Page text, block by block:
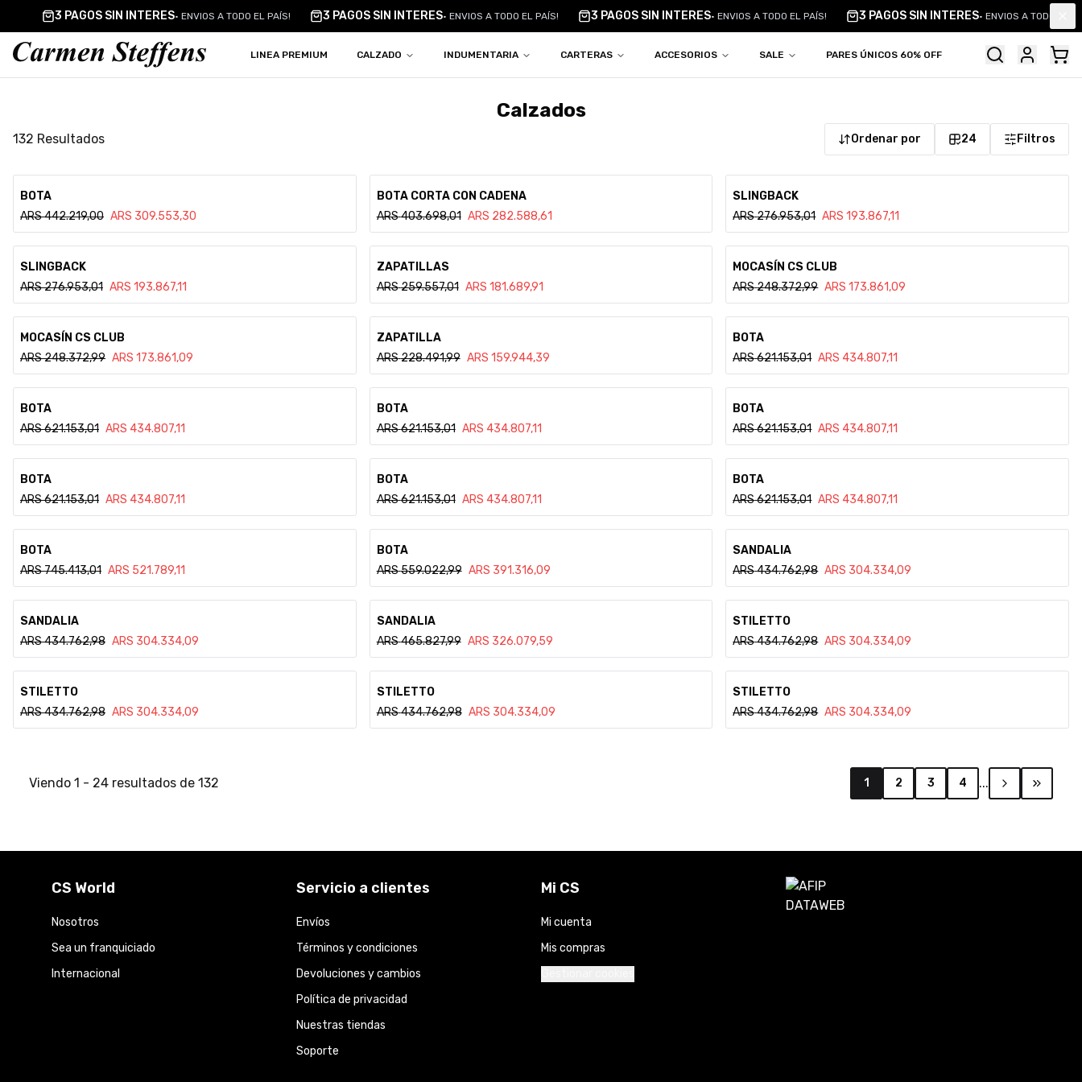
Carmen Steffens3 PAGOS SIN INTERES• ENVIOS A TODO EL PAÍS! 3 PAGOS SIN INTERES• ENVIOS A TODO EL PAÍS! 3 PAGOS SIN INTERES• ENVIOS A TODO EL PAÍS! 3 PAGOS SIN INTERES• ENVIOS A TODO EL
LINEA PREMIUM CALZADO INDUMENTARIA CARTERAS ACCESORIOS SALE PARES ÚNICOS 60% OFF
Calzados
132 Resultados Ordenar por 24 Filtros
BOTA
ARS442.219,00 ARS 309.553,30
BOTA CORTA CON CADENA
ARS403.698,01 ARS 282.588,61
SLINGBACK
ARS276.953,01 ARS 193.867,11
SLINGBACK
ARS276.953,01 ARS 193.867,11
ZAPATILLAS
ARS259.557,01 ARS 181.689,91
MOCASÍN CS CLUB
ARS248.372,99 ARS 173.861,09
MOCASÍN CS CLUB
ARS248.372,99 ARS 173.861,09
ZAPATILLA
ARS228.491,99 ARS 159.944,39
BOTA
ARS621.153,01 ARS 434.807,11
BOTA
ARS621.153,01 ARS 434.807,11
BOTA
ARS621.153,01 ARS 434.807,11
BOTA
ARS621.153,01 ARS 434.807,11
BOTA
ARS621.153,01 ARS 434.807,11
BOTA
ARS621.153,01 ARS 434.807,11
BOTA
ARS621.153,01 ARS 434.807,11
BOTA
ARS745.413,01 ARS 521.789,11
BOTA
ARS559.022,99 ARS 391.316,09
SANDALIA
ARS434.762,98 ARS 304.334,09
SANDALIA
ARS434.762,98 ARS 304.334,09
SANDALIA
ARS465.827,99 ARS 326.079,59
STILETTO
ARS434.762,98 ARS 304.334,09
STILETTO
ARS434.762,98 ARS 304.334,09
STILETTO
ARS434.762,98 ARS 304.334,09
STILETTO
ARS434.762,98 ARS 304.334,09
Viendo 1 - 24 resultados de 132 1 2 3 4 ...
CS World
Nosotros
Sea un franquiciado
Internacional
Servicio a clientes
Envíos
Términos y condiciones
Devoluciones y cambios
Política de privacidad
Nuestras tiendas
Soporte
Mi CS
Mi cuenta
Mis compras